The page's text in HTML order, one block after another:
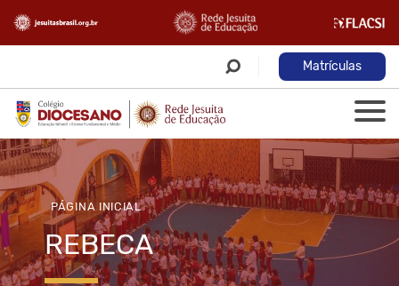
Matrículas
PÁGINA INICIAL
REBECA